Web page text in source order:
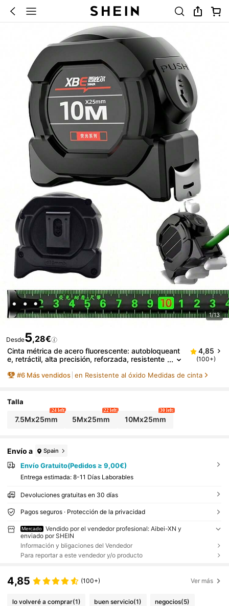
1/13
Desde5,28€
Cinta métrica de acero fluorescente: autobloqueant
e, retráctil, alta precisión, reforzada, resistente
medición
4,85
(100+)
#6 Más vendidos en Resistente al óxido Medidas de cinta
Talla
7.5Mx25mm
24 left
5Mx25mm
22 left
10Mx25mm
30 left
Envío a Spain
Envío Gratuito(Pedidos ≥ 9,00€)
Entrega estimada: 8-11 Días Laborables
Devoluciones gratuitas en 30 días
Pagos seguros · Protección de la privacidad
Mercado
Vendido por el vendedor profesional: Aibei-XN y
enviado por SHEIN
Información y bligaciones del Vendedor
Para reportar a este vendedor y/o producto
4,85 (100+) Ver más
lo volveré a comprar(1) buen servicio(1) negocios(5)